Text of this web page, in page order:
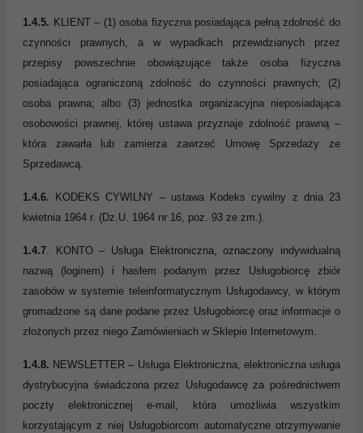
1.4.5. KLIENT – (1) osoba fizyczna posiadająca pełną zdolność do
czynności prawnych, a w wypadkach przewidzianych przez
przepisy powszechnie obowiązujące także osoba fizyczna
posiadająca ograniczoną zdolność do czynności prawnych; (2)
osoba prawna; albo (3) jednostka organizacyjna nieposiadająca
osobowości prawnej, której ustawa przyznaje zdolność prawną –
która zawarła lub zamierza zawrzeć Umowę Sprzedaży ze
Sprzedawcą.
1.4.6. KODEKS CYWILNY – ustawa Kodeks cywilny z dnia 23
kwietnia 1964 r. (Dz.U. 1964 nr 16, poz. 93 ze zm.).
1.4.7 . KONTO – Usługa Elektroniczna, oznaczony indywidualną
nazwą (loginem) i hasłem podanym przez Usługobiorcę zbiór
zasobów w systemie teleinformatycznym Usługodawcy, w którym
gromadzone są dane podane przez Usługobiorcę oraz informacje o
złożonych przez niego Zamówieniach w Sklepie Internetowym.
1.4.8. NEWSLETTER – Usługa Elektroniczna, elektroniczna usługa
dystrybucyjna świadczona przez Usługodawcę za pośrednictwem
poczty elektronicznej e-mail, która umożliwia wszystkim
korzystającym z niej Usługobiorcom automatyczne otrzymywanie